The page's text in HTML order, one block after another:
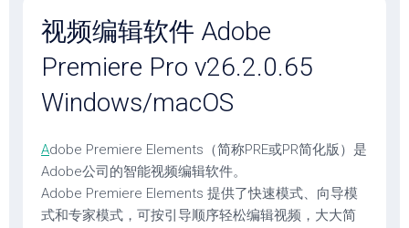
视频编辑软件 Adobe
Premiere Pro v26.2.0.65
Windows/macOS
Adobe Premiere Elements（简称PRE或PR简化版）是
Adobe公司的智能视频编辑软件。
Adobe Premiere Elements 提供了快速模式、向导模
式和专家模式，可按引导顺序轻松编辑视频，大大简